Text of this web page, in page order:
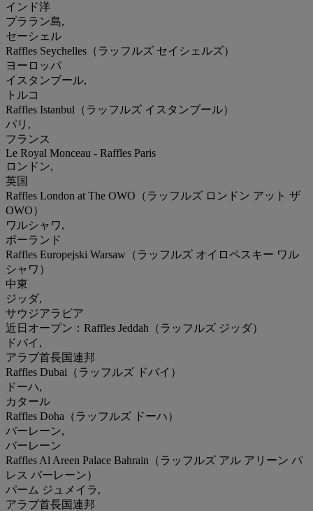
インド洋
プララン島,
セーシェル
Raffles Seychelles（ラッフルズ セイシェルズ）
ヨーロッパ
イスタンブール,
トルコ
Raffles Istanbul（ラッフルズ イスタンブール）
パリ,
フランス
Le Royal Monceau - Raffles Paris
ロンドン,
英国
Raffles London at The OWO（ラッフルズ ロンドン アット ザ
OWO）
ワルシャワ,
ポーランド
Raffles Europejski Warsaw（ラッフルズ オイロペスキー ワル
シャワ）
中東
ジッダ,
サウジアラビア
近日オープン：Raffles Jeddah（ラッフルズ ジッダ）
ドバイ,
アラブ首長国連邦
Raffles Dubai（ラッフルズ ドバイ）
ドーハ,
カタール
Raffles Doha（ラッフルズ ドーハ）
バーレーン,
バーレーン
Raffles Al Areen Palace Bahrain（ラッフルズ アル アリーン パ
レス バーレーン）
パーム ジュメイラ,
アラブ首長国連邦